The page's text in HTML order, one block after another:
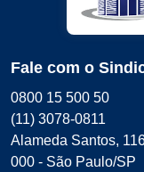
Fale com o
0800 15 500 50
(11) 3078-0811
Alameda Santos,
000 - São Paulo/SP